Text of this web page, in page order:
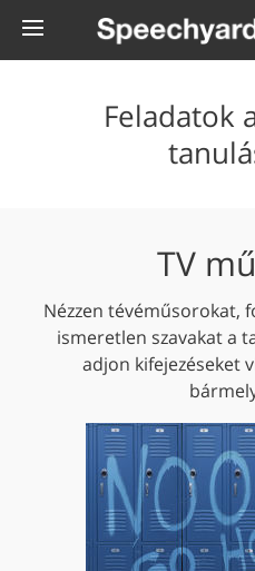
Feladatok
TV
Nézzen tévéműsorokat,
ismeretlen szavakat a
adjon kifejezéseket